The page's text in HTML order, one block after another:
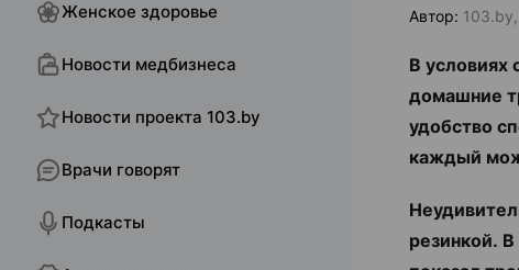
Женское здоровье
Новости медбизнеса
Новости проекта 103.by
Врачи говорят
Подкасты
Автор:
В условиях
домашние
удобство
каждый
резинкой. В